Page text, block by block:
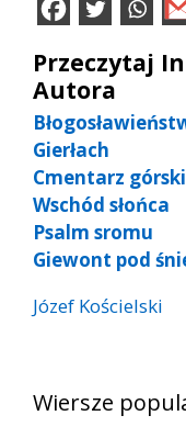
Przeczytaj
Autora
Gierłach
Cmentarz górski
Wschód słońca
Psalm sromu
Giewont pod
Józef Kościelski
Wiersze